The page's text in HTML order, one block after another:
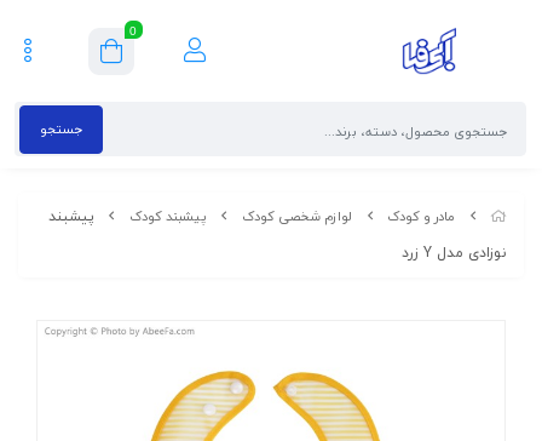
0
جستجو
مادر و کودک لوازم شخصی کودک پیشبند کودک
پیشبند
نوزادی مدل Y زرد